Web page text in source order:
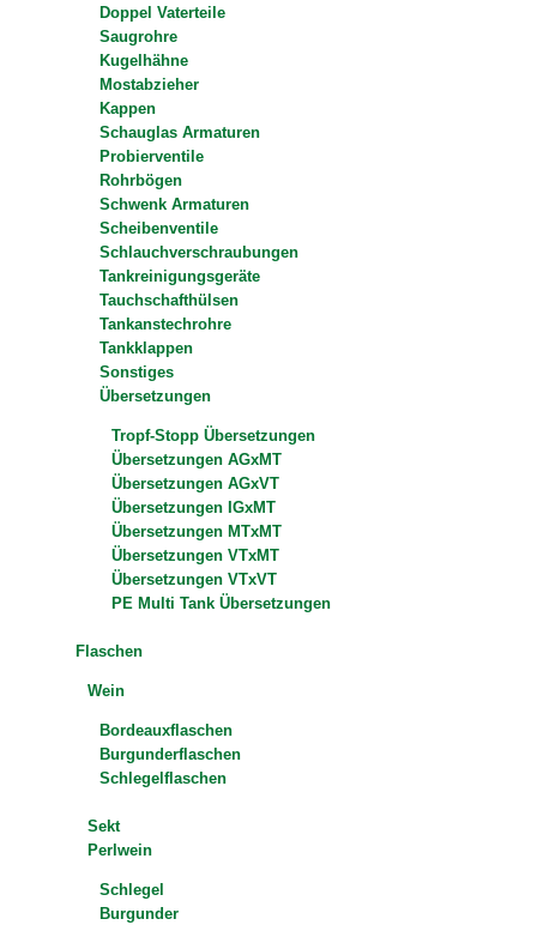
Doppel Vaterteile
Saugrohre
Kugelhähne
Mostabzieher
Kappen
Schauglas Armaturen
Probierventile
Rohrbögen
Schwenk Armaturen
Scheibenventile
Schlauchverschraubungen
Tankreinigungsgeräte
Tauchschafthülsen
Tankanstechrohre
Tankklappen
Sonstiges
Übersetzungen
Tropf-Stopp Übersetzungen
Übersetzungen AGxMT
Übersetzungen AGxVT
Übersetzungen IGxMT
Übersetzungen MTxMT
Übersetzungen VTxMT
Übersetzungen VTxVT
PE Multi Tank Übersetzungen
Flaschen
Wein
Bordeauxflaschen
Burgunderflaschen
Schlegelflaschen
Sekt
Perlwein
Schlegel
Burgunder